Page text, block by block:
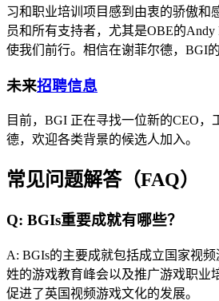
习和职业培训项目感到由衷的骄傲和
员和所有支持者，尤其是OBE的Andy
使我们前行。相信在谢菲尔德，BGI
未来招聘信息
目前，BGI 正在寻找一位新的CEO，
德，欢迎各类背景的候选人加入。
常见问题解答（FAQ）
Q: BGIs重要成就有哪些？
A: BGIs的主要成就包括成立国家视
姓的游戏教育峰会以及推广游戏职业
促进了英国视频游戏文化的发展。